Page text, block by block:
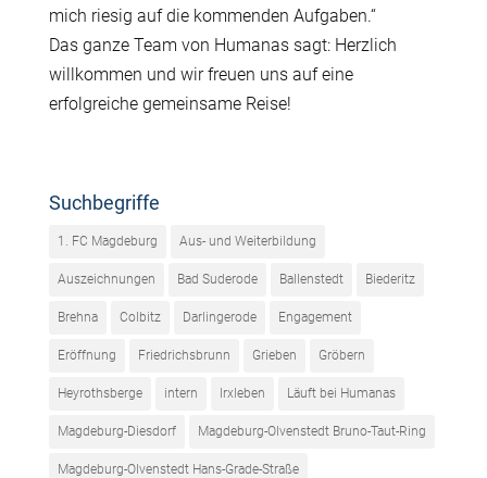
mich riesig auf die kommenden Aufgaben.“
Das ganze Team von Humanas sagt: Herzlich
willkommen und wir freuen uns auf eine
erfolgreiche gemeinsame Reise!
Suchbegriffe
1. FC Magdeburg Aus- und Weiterbildung
Auszeichnungen Bad Suderode Ballenstedt Biederitz
Brehna Colbitz Darlingerode Engagement
Eröffnung Friedrichsbrunn Grieben Gröbern
Heyrothsberge intern Irxleben Läuft bei Humanas
Magdeburg-Diesdorf Magdeburg-Olvenstedt Bruno-Taut-Ring
Magdeburg-Olvenstedt Hans-Grade-Straße